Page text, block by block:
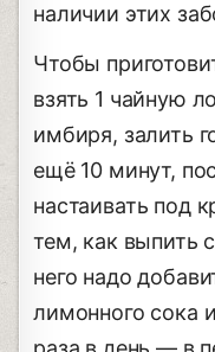
наличии этих
Чтобы
взять 1 чайную
имбиря, залить
ещё 10 минут,
настаивать под
тем, как выпить
него надо
лимонного сока